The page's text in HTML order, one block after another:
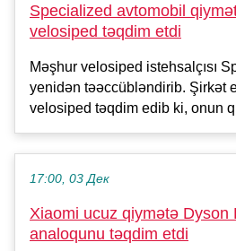
Specialized avtomobil
velosiped təqdim etdi
Məşhur velosiped istehsalçısı
yenidən təəccübləndirib. Şirkət
velosiped təqdim edib ki, onun
17:00, 03 Дек
Xiaomi ucuz qiymətə Dyson
analoqunu təqdim etdi